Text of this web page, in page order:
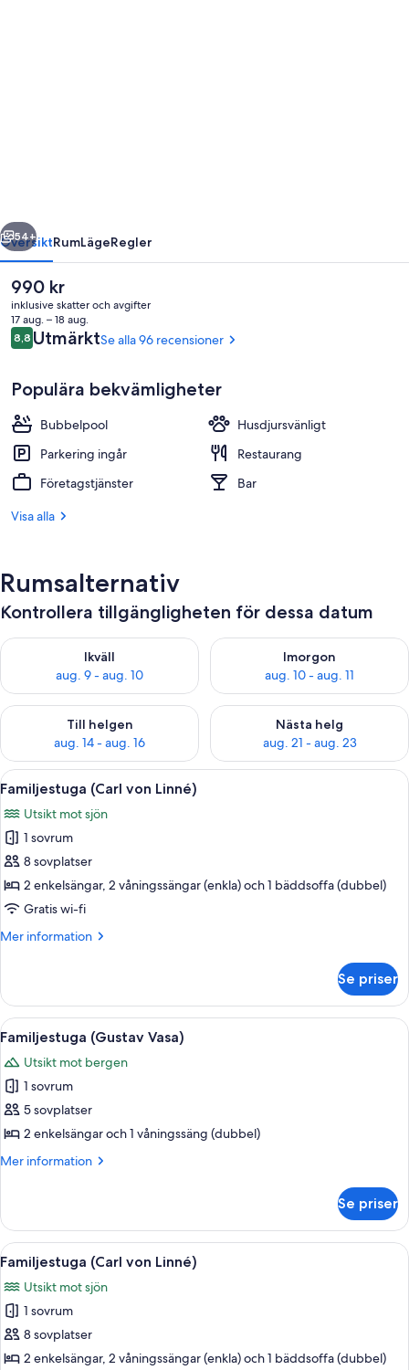
Exteriör
Nästa
54+
ÖversiktRumLägeRegler
Det
nuvarande
priset
är
990 kr
990 kr
inklusive skatter och avgifter
17 aug. – 18 aug.
Recensioner
8,88,8 av 10,
UtmärktSe alla 96 recensioner
Populära bekvämligheter
Bubbelpool
Husdjursvänligt
Parkering ingår
Restaurang
Företagstjänster
Bar
Visa alla
Rumsalternativ
Kontrollera tillgängligheten för dessa datum
Ikväll
aug. 9 - aug. 10
Kontrollera tillgängligheten för ikväll aug. 9 - aug. 10
Imorgon
aug. 10 - aug. 11
Kontrollera tillgängligheten
Till helgen
aug. 14 - aug. 16
Kontrollera tillgängligheten för den här helgen aug. 14 - aug.
Nästa helg
aug. 21 - aug. 23
Kontrollera tillgängligheten
Öppna
alla
foton
för
Familjestuga
(Carl
von
Ett modernt kök med träskåp, ett
13
Familjestuga (Carl von Linné)
Utsikt mot sjön
1 sovrum
8 sovplatser
2 enkelsängar, 2 våningssängar (enkla) och 1 bäddsoffa (dubbel)
Gratis wi-fi
Mer information
Mer
(Carl
von
Linné)
Se priser
Öppna
alla
foton
för
Familjestuga
(Gustav
Vasa)
En liten, envånings stuga byggd av
15
Familjestuga (Gustav Vasa)
Utsikt mot bergen
1 sovrum
5 sovplatser
2 enkelsängar och 1 våningssäng (dubbel)
Mer information
Mer
(Gustav
Vasa)
Se priser
Öppna
alla
foton
för
Familjestuga
(Carl
Ett mysigt vardagsrum med ett
10
Familjestuga (Carl von Linné)
Utsikt mot sjön
1 sovrum
8 sovplatser
2 enkelsängar, 2 våningssängar (enkla) och 1 bäddsoffa (dubbel)